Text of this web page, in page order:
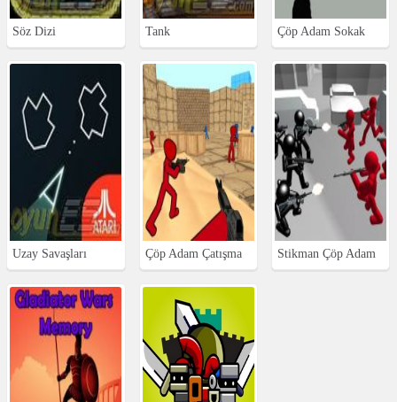
Söz Dizi Tank
Çöp Adam Sokak
Uzay Savaşları Çöp Adam Çatışma
Stikman Çöp Adam